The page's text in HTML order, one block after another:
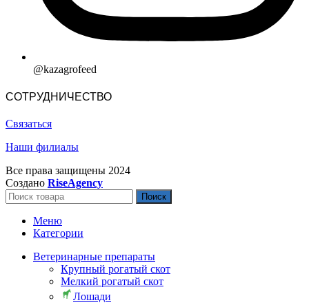
@kazagrofeed
СОТРУДНИЧЕСТВО
Связаться
Наши филиалы
Все права защищены 2024
Создано RiseAgency
Поиск
Меню
Категории
Ветеринарные препараты
Крупный рогатый скот
Мелкий рогатый скот
Лошади